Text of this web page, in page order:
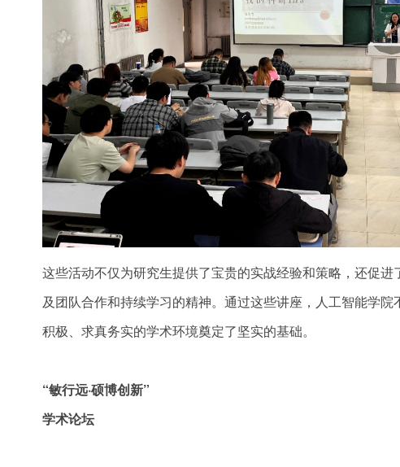
这些活动不仅为研究生提供了宝贵的实战经验和策略，还促
及团队合作和持续学习的精神。通过这些讲座，人工智能学
积极、求真务实的学术环境奠定了坚实的基础。
“敏行远·硕博创新”
学术论坛